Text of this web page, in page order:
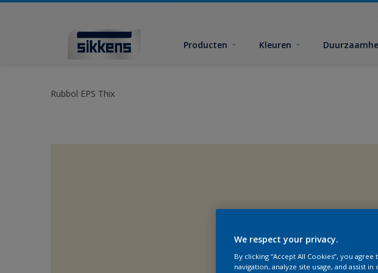
Producten Kleuren
Rubbol EPS Thix
We respect your privacy.
By clicking “Accept All Cookies”, you
navigation, analyze site usage, and assist